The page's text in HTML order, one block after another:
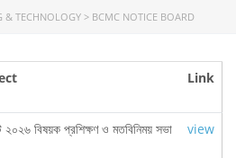
& TECHNOLOGY > BCMC NOTICE BOARD
Link
বিষয়ক প্রশিক্ষণ ও মতবিনিময় সভা view